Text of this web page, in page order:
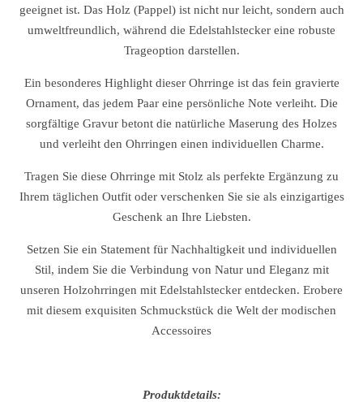
geeignet ist. Das Holz (Pappel) ist nicht nur leicht, sondern auch
umweltfreundlich, während die Edelstahlstecker eine robuste
Trageoption darstellen.
Ein besonderes Highlight dieser Ohrringe ist das fein gravierte
Ornament, das jedem Paar eine persönliche Note verleiht. Die
sorgfältige Gravur betont die natürliche Maserung des Holzes
und verleiht den Ohrringen einen individuellen Charme.
Tragen Sie diese Ohrringe mit Stolz als perfekte Ergänzung zu
Ihrem täglichen Outfit oder verschenken Sie sie als einzigartiges
Geschenk an Ihre Liebsten.
Setzen Sie ein Statement für Nachhaltigkeit und individuellen
Stil, indem Sie die Verbindung von Natur und Eleganz mit
unseren Holzohrringen mit Edelstahlstecker entdecken. Erobere
mit diesem exquisiten Schmuckstück die Welt der modischen
Accessoires
Produktdetails: